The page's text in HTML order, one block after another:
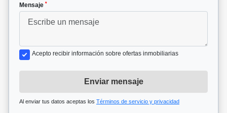
Mensaje *
Acepto recibir información sobre ofertas inmobiliarias
Enviar mensaje
Al enviar tus datos aceptas los Términos de servicio y privacidad